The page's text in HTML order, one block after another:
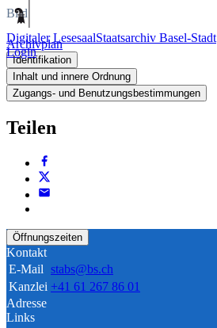
Digitaler LesesaalStaatsarchiv Basel-Stadt
Login
Bild
Archivplan
Identifikation
Inhalt und innere Ordnung
Zugangs- und Benutzungsbestimmungen
Teilen
Öffnungszeiten
Kontakt
E-Mail stabs@bs.ch
Kanzlei +41 61 267 86 01
Adresse
Links